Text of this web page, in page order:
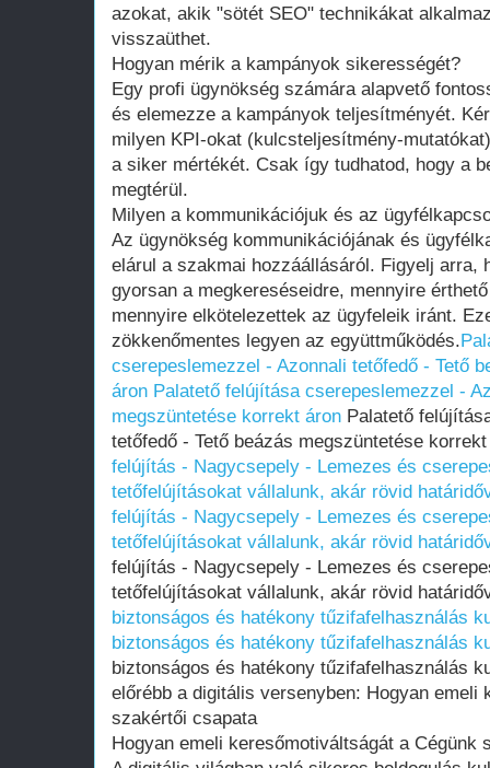
azokat, akik "sötét SEO" technikákat
visszaüthet.
Hogyan mérik a kampányok sikerességét?
Egy profi ügynökség számára alapvető
és elemezze a kampányok teljesítményét.
milyen KPI-okat (kulcsteljesítmény-
a siker mértékét. Csak így tudhatod, hogy a
megtérül.
Milyen a kommunikációjuk és az
Az ügynökség kommunikációjának és
elárul a szakmai hozzáállásáról. Figyelj arra,
gyorsan a megkereséseidre, mennyire
mennyire elkötelezettek az ügyfeleik iránt.
zökkenőmentes legyen az együttműködés.
cserepeslemezzel - Azonnali tetőfedő - Tető
áron Palatető felújítása cserepeslemezzel -
megszüntetése korrekt áron Palatető
tetőfedő - Tető beázás megszüntetése
felújítás - Nagycsepely - Lemezes és
tetőfelújításokat vállalunk, akár rövid
felújítás - Nagycsepely - Lemezes és
tetőfelújításokat vállalunk, akár rövid
felújítás - Nagycsepely - Lemezes és
tetőfelújításokat vállalunk, akár rövid
biztonságos és hatékony tűzifafelhasználás
biztonságos és hatékony tűzifafelhasználás
biztonságos és hatékony tűzifafelhasználás
előrébb a digitális versenyben: Hogyan emeli
szakértői csapata
Hogyan emeli keresőmotiváltságát a Cégünk